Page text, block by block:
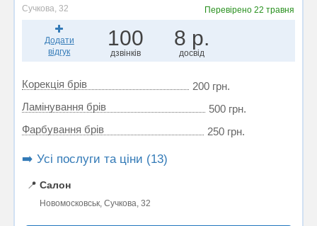
Сучкова, 32 Перевірено22 травня
Додати
відгук
100
дзвінків
8 р.
досвід
Корекція брів
200 грн.
Ламінування брів
500 грн.
Фарбування брів
250 грн.
➡️ Усі послуги та ціни (13)
📍 Салон
Новомосковськ, Сучкова, 32